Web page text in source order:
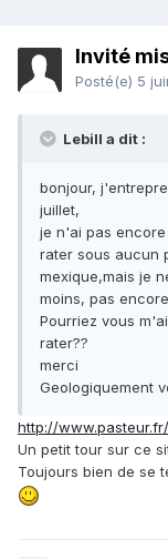
Invité
Posté(e) 5
Lebill a dit :
bonjour,
juillet,
je n'ai pas
rater sous aucun
mexique,mais je
moins, pas
Pourriez vous
rater??
merci
Geologiquement
http://
Un petit tour sur ce
Toujours bien de se